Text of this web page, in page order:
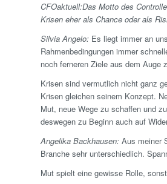
CFOaktuell:Das Motto des
Krisen eher als Chance oder als
Silvia Angelo: Es liegt immer an
Rahmenbedingungen immer
noch ferneren Ziele aus dem Auge
Krisen sind vermutlich nicht ganz
Krisen gleichen seinem Konzept.
Mut, neue Wege zu schaffen und
deswegen zu Beginn auch auf
Angelika Backhausen: Aus meiner
Branche sehr unterschiedlich.
Mut spielt eine gewisse Rolle,